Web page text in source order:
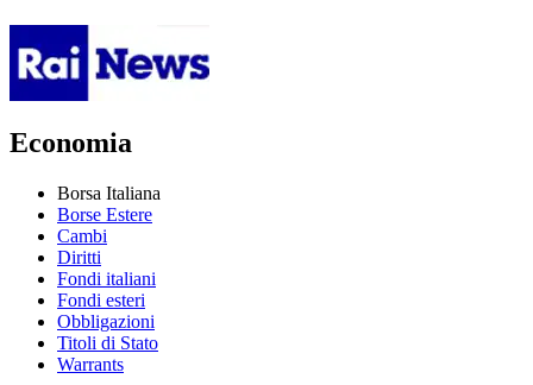
Economia
Borsa Italiana
Borse Estere
Cambi
Diritti
Fondi italiani
Fondi esteri
Obbligazioni
Titoli di Stato
Warrants